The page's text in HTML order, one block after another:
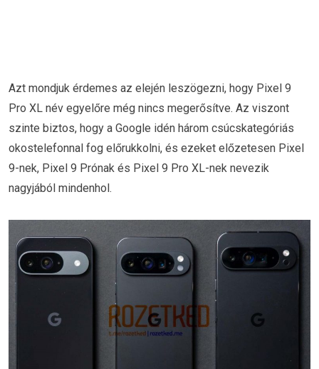
Azt mondjuk érdemes az elején leszögezni, hogy Pixel 9
Pro XL név egyelőre még nincs megerősítve. Az viszont
szinte biztos, hogy a Google idén három csúcskategóriás
okostelefonnal fog előrukkolni, és ezeket előzetesen Pixel
9-nek, Pixel 9 Prónak és Pixel 9 Pro XL-nek nevezik
nagyjából mindenhol.